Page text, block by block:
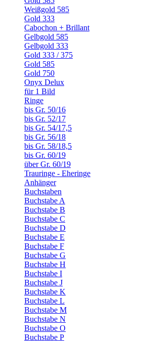
Weißgold 585
Gold 333
Cabochon + Brillant
Gelbgold 585
Gelbgold 333
Gold 333 / 375
Gold 585
Gold 750
Onyx Delux
für 1 Bild
Ringe
bis Gr. 50/16
bis Gr. 52/17
bis Gr. 54/17,5
bis Gr. 56/18
bis Gr. 58/18,5
bis Gr. 60/19
über Gr. 60/19
Trauringe - Eheringe
Anhänger
Buchstaben
Buchstabe A
Buchstabe B
Buchstabe C
Buchstabe D
Buchstabe E
Buchstabe F
Buchstabe G
Buchstabe H
Buchstabe I
Buchstabe J
Buchstabe K
Buchstabe L
Buchstabe M
Buchstabe N
Buchstabe O
Buchstabe P